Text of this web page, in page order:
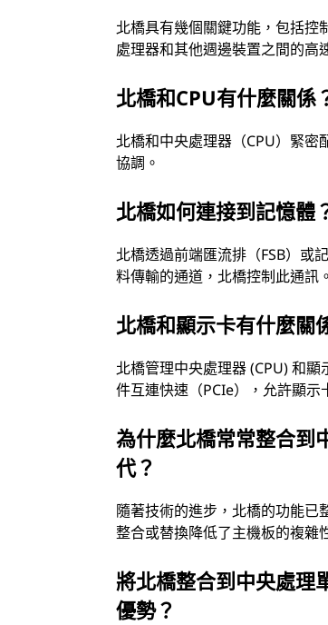
北橋具有幾個關鍵功能，包括控
處理器和其他週邊裝置之間的高
北橋和CPU有什麼關係
北橋和中央處理器（CPU）緊
協調。
北橋如何連接到記憶體
北橋透過前端匯流排（FSB）或
料傳輸的通道，北橋控制此通訊。
北橋和顯示卡有什麼關
北橋管理中央處理器 (CPU) 和
件互連快速（PCIe），允許顯示
為什麼北橋常常整合到
代？
隨著技術的進步，北橋的功能已
整合或替換降低了主機板的複雜
將北橋整合到中央處理
優勢？